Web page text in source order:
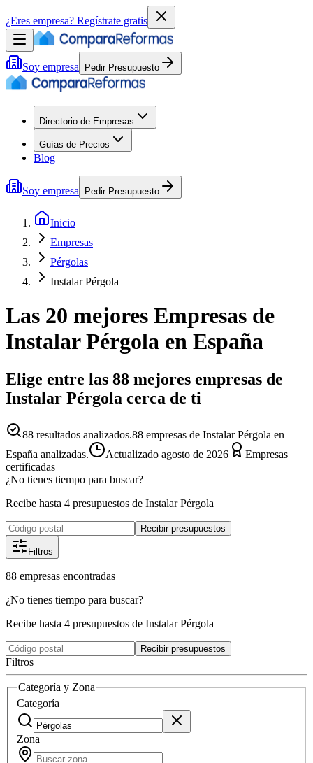
¿Eres empresa? Regístrate gratis
Soy empresa Pedir Presupuesto
Directorio de Empresas
Guías de Precios
Blog
Soy empresa Pedir Presupuesto
Inicio
Empresas
Pérgolas
Instalar Pérgola
Las 20 mejores Empresas de
Instalar Pérgola en España
Elige entre las 88 mejores empresas de
Instalar Pérgola cerca de ti
88 resultados analizados.88 empresas de Instalar Pérgola en
España analizadas.
Actualizado agosto de 2026
Empresas
certificadas
¿No tienes tiempo para buscar?
Recibe hasta 4 presupuestos de Instalar Pérgola
Recibir presupuestos
Filtros
88 empresas encontradas
¿No tienes tiempo para buscar?
Recibe hasta 4 presupuestos de Instalar Pérgola
Recibir presupuestos
Filtros
Categoría y Zona
Categoría
Zona